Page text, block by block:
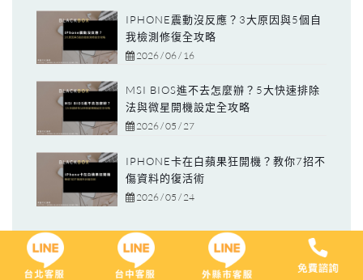
IPHONE震動沒反應？3大原因與5個自
我檢測修復全攻略
2026 / 06 / 16
MSI BIOS進不去怎麼辦？5大快速排除
法與微星開機設定全攻略
2026 / 05 / 27
IPHONE卡在白蘋果狂開機？教你7招不
傷資料的復活術
2026 / 05 / 24